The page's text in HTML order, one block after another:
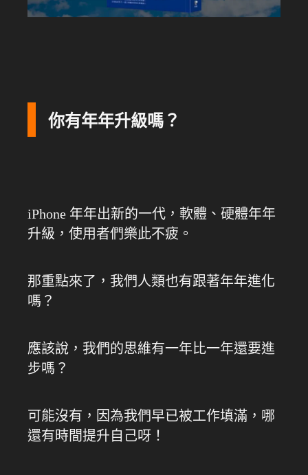
你有年年升級嗎？
iPhone 年年出新的一代，軟體、硬體年年
升級，使用者們樂此不疲。
那重點來了，我們人類也有跟著年年進化
嗎？
應該說，我們的思維有一年比一年還要進
步嗎？
可能沒有，因為我們早已被工作填滿，哪
還有時間提升自己呀！